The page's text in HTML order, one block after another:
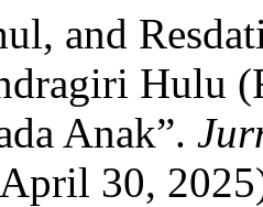
and
Hulu
Anak”.
30,